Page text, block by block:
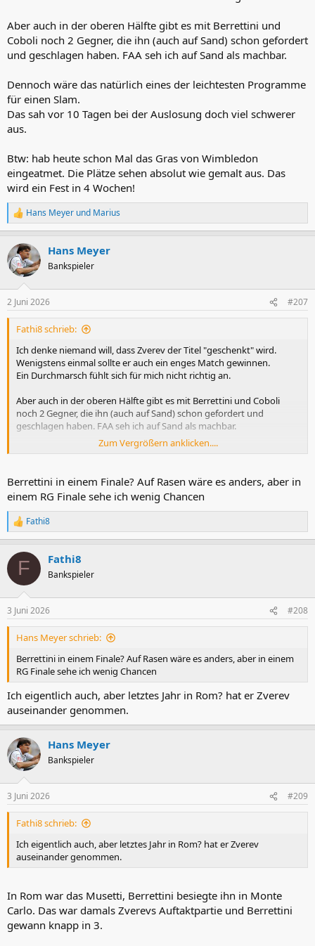
Aber auch in der oberen Hälfte gibt es mit Berrettini und
Coboli noch 2 Gegner, die ihn (auch auf Sand) schon gefordert
und geschlagen haben. FAA seh ich auf Sand als machbar.
Dennoch wäre das natürlich eines der leichtesten Programme
für einen Slam.
Das sah vor 10 Tagen bei der Auslosung doch viel schwerer
aus.
Btw: hab heute schon Mal das Gras von Wimbledon
eingeatmet. Die Plätze sehen absolut wie gemalt aus. Das
wird ein Fest in 4 Wochen!
R
e
k
t
i
e
n
Hans Meyer und Marius
Hans Meyer
Bankspieler
2 Juni 2026 #207
Fathi8 schrieb:
Ich denke niemand will, dass Zverev der Titel "geschenkt" wird.
Wenigstens einmal sollte er auch ein enges Match gewinnen.
Ein Durchmarsch fühlt sich für mich nicht richtig an.
Aber auch in der oberen Hälfte gibt es mit Berrettini und Coboli
noch 2 Gegner, die ihn (auch auf Sand) schon gefordert und
geschlagen haben. FAA seh ich auf Sand als machbar.
Dennoch wäre das natürlich eines der leichtesten Programme für
Das sah vor 10 Tagen bei der Auslosung doch viel schwerer aus.
Btw: hab heute schon Mal das Gras von Wimbledon eingeatmet. Die
Plätze sehen absolut wie gemalt aus. Das wird ein Fest in 4 Wochen!
Zum Vergrößern anklicken....
Berrettini in einem Finale? Auf Rasen wäre es anders, aber in
einem RG Finale sehe ich wenig Chancen
R
e
k
i
e
n
Fathi8
F Fathi8
Bankspieler
3 Juni 2026 #208
Hans Meyer schrieb:
Berrettini in einem Finale? Auf Rasen wäre es anders, aber in einem
RG Finale sehe ich wenig Chancen
Ich eigentlich auch, aber letztes Jahr in Rom? hat er Zverev
auseinander genommen.
Hans Meyer
Bankspieler
3 Juni 2026 #209
Fathi8 schrieb:
Ich eigentlich auch, aber letztes Jahr in Rom? hat er Zverev
auseinander genommen.
In Rom war das Musetti, Berrettini besiegte ihn in Monte
Carlo. Das war damals Zverevs Auftaktpartie und Berrettini
gewann knapp in 3.